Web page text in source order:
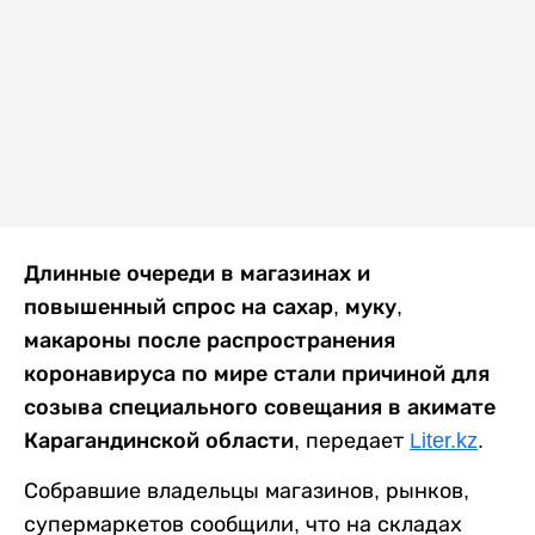
Длинные очереди в магазинах и
повышенный спрос на сахар, муку,
макароны после распространения
коронавируса по мире стали причиной для
созыва специального совещания в акимате
Карагандинской области, передает Liter.kz.
Собравшие владельцы магазинов, рынков,
супермаркетов сообщили, что на складах